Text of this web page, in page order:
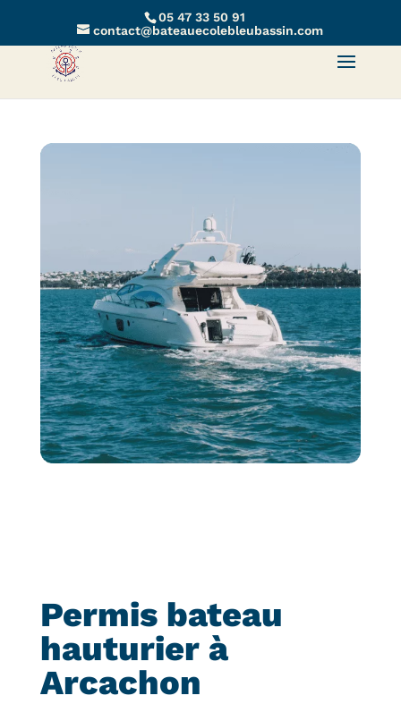
05 47 33 50 91
contact@bateauecolebleubassin.com
Permis bateau
hauturier à
Arcachon